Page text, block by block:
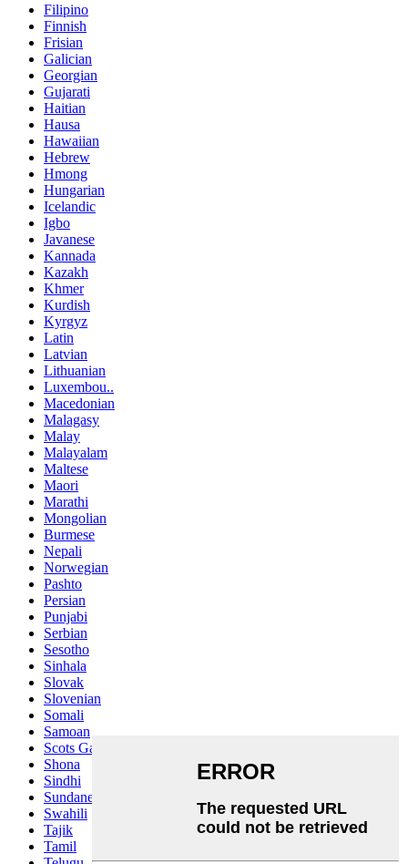
Filipino
Finnish
Frisian
Galician
Georgian
Gujarati
Haitian
Hausa
Hawaiian
Hebrew
Hmong
Hungarian
Icelandic
Igbo
Javanese
Kannada
Kazakh
Khmer
Kurdish
Kyrgyz
Latin
Latvian
Lithuanian
Luxembou..
Macedonian
Malagasy
Malay
Malayalam
Maltese
Maori
Marathi
Mongolian
Burmese
Nepali
Norwegian
Pashto
Persian
Punjabi
Serbian
Sesotho
Sinhala
Slovak
Slovenian
Somali
Samoan
Scots Gaelic
Shona
Sindhi
Sundanese
Swahili
Tajik
Tamil